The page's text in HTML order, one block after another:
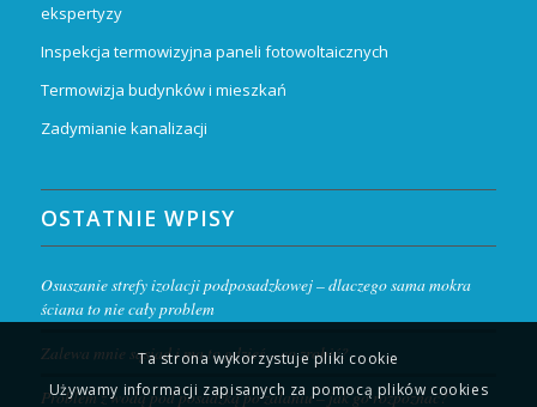
ekspertyzy
Inspekcja termowizyjna paneli fotowoltaicznych
Termowizja budynków i mieszkań
Zadymianie kanalizacji
OSTATNIE WPISY
Osuszanie strefy izolacji podposadzkowej – dlaczego sama mokra
ściana to nie cały problem
Zalewa mnie sąsiad i ma to gdzieś – co zrobić?
Problem z wodą pod posadzką po zalaniu – jak go rozpoznać?
Ta strona wykorzystuje pliki cookie
Używamy informacji zapisanych za pomocą plików cookies